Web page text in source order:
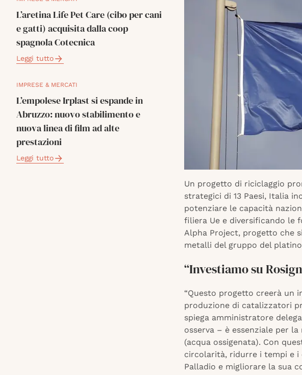
L’aretina Life Pet Care (cibo per cani
e gatti) acquisita dalla coop
spagnola Cotecnica
Leggi tutto
IMPRESE & MERCATI
L’empolese Irplast si espande in
Abruzzo: nuovo stabilimento e
nuova linea di film ad alte
prestazioni
Leggi tutto
Un progetto di riciclaggio
strategici di 13 Paesi, Italia
potenziare le capacità
filiera Ue e diversificando le
Alpha Project, progetto che
metalli del gruppo del
“Investiamo su
“Questo progetto creerà un
produzione di catalizzatori
spiega amministratore
osserva – è essenziale per
(acqua ossigenata). Con
circolarità, ridurre i tempi e i
Palladio e migliorare la sua